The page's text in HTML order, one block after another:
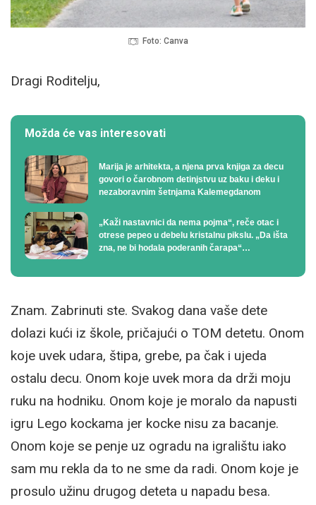
Foto: Canva
Dragi Roditelju,
Možda će vas interesovati
Marija je arhitekta, a njena prva knjiga za decu
govori o čarobnom detinjstvu uz baku i deku i
nezaboravnim šetnjama Kalemegdanom
„Kaži nastavnici da nema pojma“, reče otac i
otrese pepeo u debelu kristalnu pikslu. „Da išta
zna, ne bi hodala poderanih čarapa“…
Znam. Zabrinuti ste. Svakog dana vaše dete
dolazi kući iz škole, pričajući o TOM detetu. Onom
koje uvek udara, štipa, grebe, pa čak i ujeda
ostalu decu. Onom koje uvek mora da drži moju
ruku na hodniku. Onom koje je moralo da napusti
igru Lego kockama jer kocke nisu za bacanje.
Onom koje se penje uz ogradu na igralištu iako
sam mu rekla da to ne sme da radi. Onom koje je
prosulo užinu drugog deteta u napadu besa.